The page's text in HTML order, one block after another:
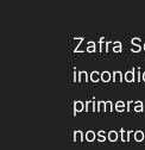
Zafra